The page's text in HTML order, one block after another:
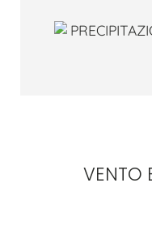
VENTO